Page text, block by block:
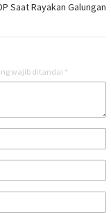
Saat Rayakan Galungan
wajib ditandai *